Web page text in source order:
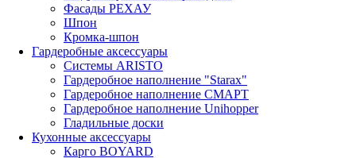
Фасады РЕХАУ
Шпон
Кромка-шпон
Гардеробные аксессуары
Системы ARISTO
Гардеробное наполнение "Starax"
Гардеробное наполнение СМАРТ
Гардеробное наполнение Unihopper
Гладильные доски
Кухонные аксессуары
Карго BOYARD